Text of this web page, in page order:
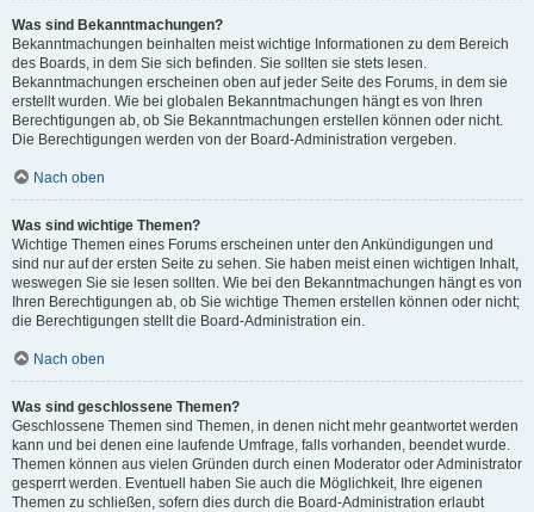
Was sind Bekanntmachungen?
Bekanntmachungen beinhalten meist wichtige Informationen zu dem Bereich
des Boards, in dem Sie sich befinden. Sie sollten sie stets lesen.
Bekanntmachungen erscheinen oben auf jeder Seite des Forums, in dem sie
erstellt wurden. Wie bei globalen Bekanntmachungen hängt es von Ihren
Berechtigungen ab, ob Sie Bekanntmachungen erstellen können oder nicht.
Die Berechtigungen werden von der Board-Administration vergeben.
Nach oben
Was sind wichtige Themen?
Wichtige Themen eines Forums erscheinen unter den Ankündigungen und
sind nur auf der ersten Seite zu sehen. Sie haben meist einen wichtigen Inhalt,
weswegen Sie sie lesen sollten. Wie bei den Bekanntmachungen hängt es von
Ihren Berechtigungen ab, ob Sie wichtige Themen erstellen können oder nicht;
die Berechtigungen stellt die Board-Administration ein.
Nach oben
Was sind geschlossene Themen?
Geschlossene Themen sind Themen, in denen nicht mehr geantwortet werden
kann und bei denen eine laufende Umfrage, falls vorhanden, beendet wurde.
Themen können aus vielen Gründen durch einen Moderator oder Administrator
gesperrt werden. Eventuell haben Sie auch die Möglichkeit, Ihre eigenen
Themen zu schließen, sofern dies durch die Board-Administration erlaubt